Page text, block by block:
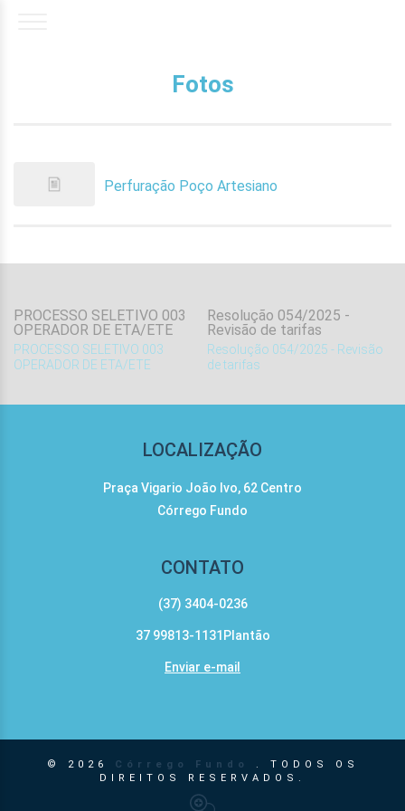
Fotos
Perfuração Poço Artesiano
PROCESSO SELETIVO 003
OPERADOR DE ETA/ETE
PROCESSO SELETIVO 003
OPERADOR DE ETA/ETE
Resolução 054/2025 -
Revisão de tarifas
Resolução 054/2025 - Revisão
de tarifas
LOCALIZAÇÃO
Praça Vigario João Ivo, 62 Centro
Córrego Fundo
CONTATO
(37) 3404-0236
37 99813-1131Plantão
Enviar e-mail
© 2026 Córrego Fundo
. TODOS OS
DIREITOS RESERVADOS.